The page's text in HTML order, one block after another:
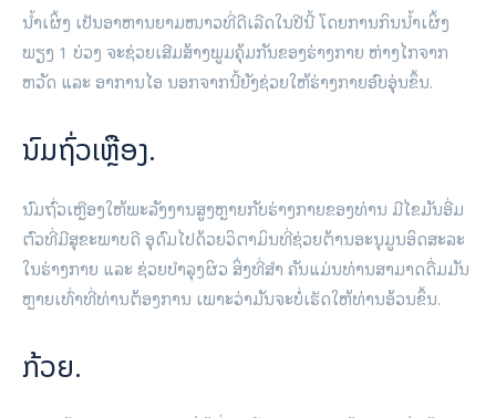
ນໍ້າເຜິ້ງ ເປັນອາຫານຍາມໜາວທີ່ດີເລີດໃນປີນີ້ ໂດຍການກິນນໍ້າເຜິ້ງ
ພຽງ 1 ບ່ວງ ຈະຊ່ວຍເສີມສ້າງພູມຄຸ້ມກັນຂອງຮ່າງກາຍ ຫ່າງໄກຈາກ
ຫວັດ ແລະ ອາການໄອ ນອກຈາກນີ້ຍັງຊ່ວຍໃຫ້ຮ່າງກາຍອົບອຸ່ນຂຶ້ນ.
ນົມຖົ່ວເຫຼືອງ.
ນົມຖົ່ວເຫຼືອງໃຫ້ພະລັງງານສູງຫຼາຍກັບ​ຮ່າງ​ກາຍ​ຂອງ​ທ່ານ​ ມີໄຂມັນອີ່ມ
ຕົວທີ່ມີສຸຂະພາບດີ ອຸດົມໄປດ້ວຍວິຕາມິນທີ່ຊ່ວຍຕ້ານອະນຸມູນອິດສະລະ
ໃນຮ່າງກາຍ ແລະ ຊ່ວຍບໍາລຸງຜິວ ສິ່ງທີ່ສຳ ຄັນແມ່ນທ່ານສາມາດດື່ມມັນ
ຫຼາຍເທົ່າທີ່ທ່ານຕ້ອງການ ເພາະວ່າມັນຈະບໍ່ເຮັດໃຫ້ທ່ານອ້ວນຂຶ້ນ.
ກ້ວຍ.